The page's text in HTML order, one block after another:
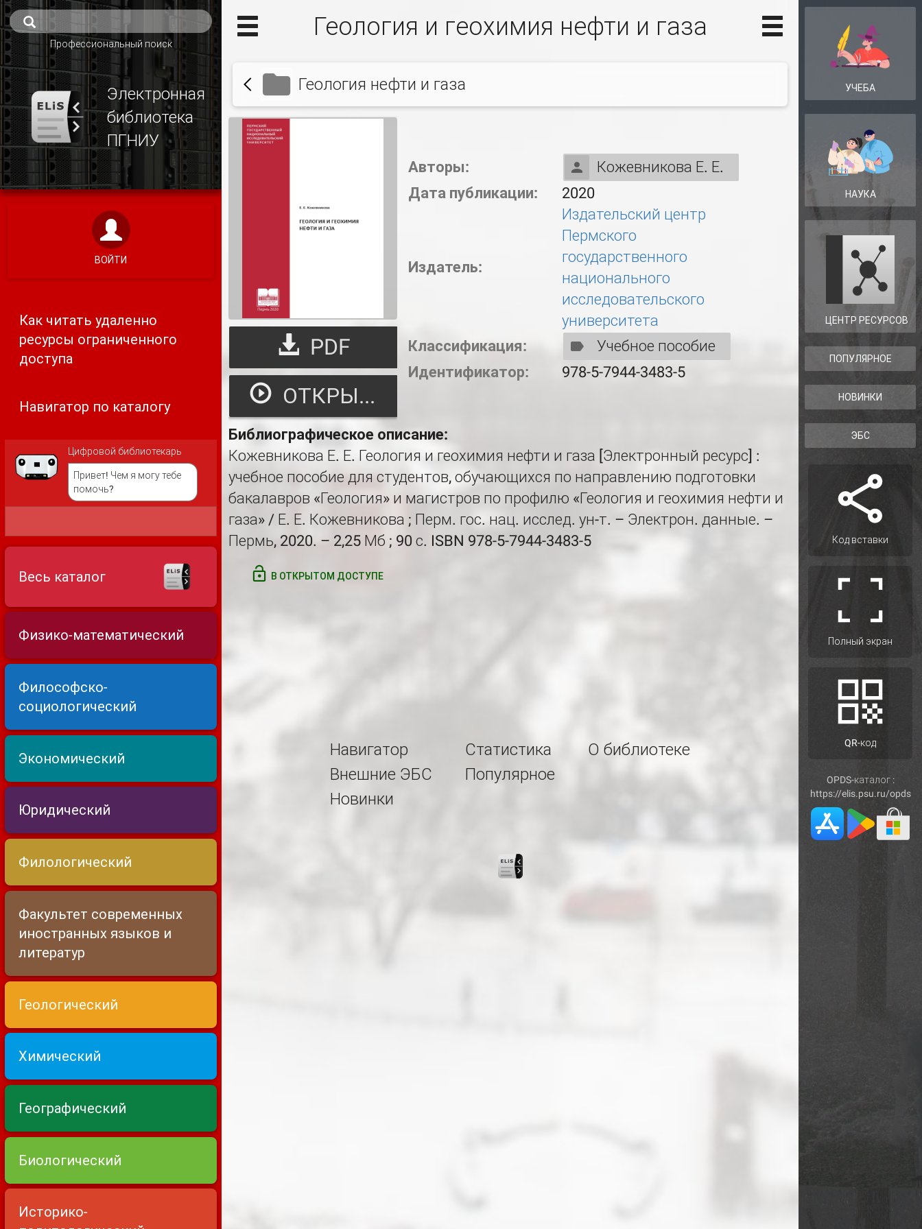
Профессиональный поиск
Электронная
библиотека
ПГНИУ
ВОЙТИ
Как читать удаленно
ресурсы ограниченного
доступа
Навигатор по каталогу
Цифровой библиотекарь
Привет! Чем я могу тебе
помочь?
Весь каталог
Физико-математический
Философско-
социологический
Экономический
Юридический
Филологический
Факультет современных
иностранных языков и
литератур
Геологический
Химический
Географический
Биологический
Историко-
Геология и геохимия нефти и газа
Геология нефти и газа
PDF
ОТКРЫТЬ
Авторы:
Кожевникова Е. Е.
Дата публикации:
2020
Издатель:
Издательский центр
Пермского
государственного
национального
исследовательского
университета
Классификация:
Учебное пособие
Идентификатор:
978-5-7944-3483-5
Библиографическое описание:
Кожевникова Е. Е. Геология и геохимия нефти и газа [Электронный ресурс] :
учебное пособие для студентов, обучающихся по направлению подготовки
бакалавров «Геология» и магистров по профилю «Геология и геохимия нефти и
газа» / Е. Е. Кожевникова ; Перм. гос. нац. исслед. ун-т. – Электрон. данные. –
Пермь, 2020. – 2,25 Мб ; 90 с. ISBN 978-5-7944-3483-5
В ОТКРЫТОМ ДОСТУПЕ
Навигатор
Внешние ЭБС
Новинки
Статистика
Популярное
О библиотеке
УЧЕБА
НАУКА
ЦЕНТР РЕСУРСОВ
ПОПУЛЯРНОЕ
НОВИНКИ
ЭБС
Код вставки
Полный экран
QR-код
OPDS-каталог :
https://elis.psu.ru/opds